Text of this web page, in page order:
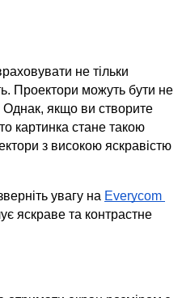
не тільки
Проектори можуть бути не
Однак, якщо ви створите
картинка стане такою
з високою яскравістю
увагу на Everycom
яскраве та контрастне